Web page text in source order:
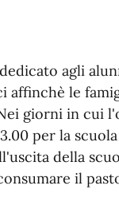
agli
affinchè le
giorni in cui
per la
della
il